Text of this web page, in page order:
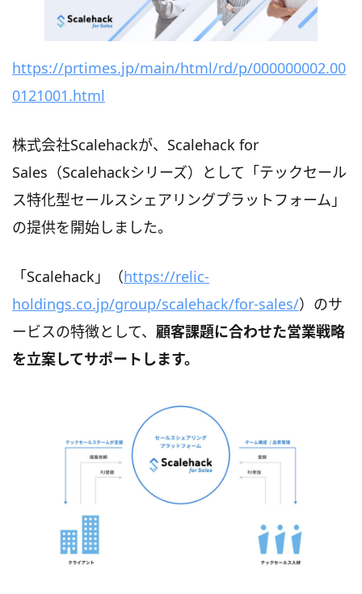
https://prtimes.jp/main/html/rd/p/000000002.00
0121001.html
株式会社Scalehackが、Scalehack for
Sales（Scalehackシリーズ）として「テックセール
ス特化型セールスシェアリングプラットフォーム」
の提供を開始しました。
「Scalehack」（https://relic-
holdings.co.jp/group/scalehack/for-sales/）のサ
ービスの特徴として、 顧客課題に合わせた営業戦略
を立案してサポートします。